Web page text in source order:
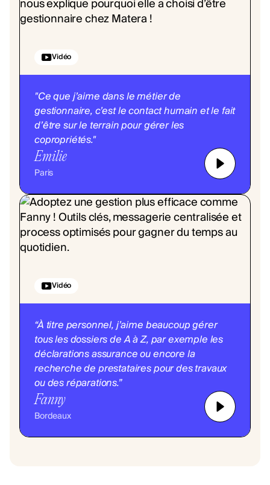
Vidéo
"Ce que j’aime dans le métier de
gestionnaire, c’est le contact humain et le fait
d’être sur le terrain pour gérer les
copropriétés."
Emilie
Paris
Vidéo
“À titre personnel, j’aime beaucoup gérer
tous les dossiers de A à Z, par exemple les
déclarations assurance ou encore la
recherche de prestataires pour des travaux
ou des réparations.”
‍Fanny
Bordeaux